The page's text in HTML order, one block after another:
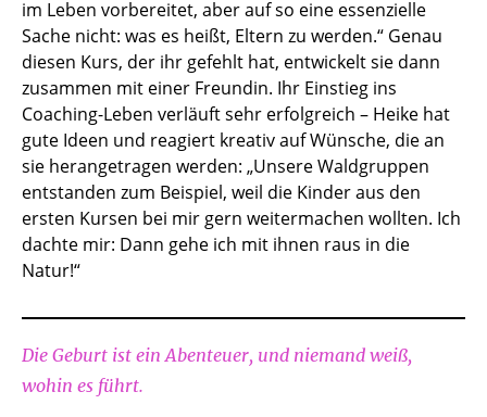
im Leben vorbereitet, aber auf so eine essenzielle
Sache nicht: was es heißt, Eltern zu werden.“ Genau
diesen Kurs, der ihr gefehlt hat, entwickelt sie dann
zusammen mit einer Freundin. Ihr Einstieg ins
Coaching-Leben verläuft sehr erfolgreich – Heike hat
gute Ideen und reagiert kreativ auf Wünsche, die an
sie herangetragen werden: „Unsere Waldgruppen
entstanden zum Beispiel, weil die Kinder aus den
ersten Kursen bei mir gern weitermachen wollten. Ich
dachte mir: Dann gehe ich mit ihnen raus in die
Natur!“
Die Geburt ist ein Abenteuer, und niemand weiß,
wohin es führt.